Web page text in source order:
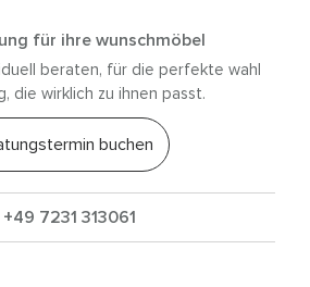
für ihre wunschmöbel
beraten, für die perfekte wahl
die wirklich zu ihnen passt.
buchen
+49 7231 313061